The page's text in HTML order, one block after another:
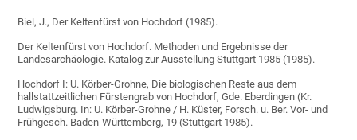
Biel, J., Der Keltenfürst von Hochdorf (1985).
Der Keltenfürst von Hochdorf. Methoden und Ergebnisse der
Landesarchäologie. Katalog zur Ausstellung Stuttgart 1985 (1985).
Hochdorf I: U. Körber-Grohne, Die biologischen Reste aus dem
hallstattzeitlichen Fürstengrab von Hochdorf, Gde. Eberdingen (Kr.
Ludwigsburg. In: U. Körber-Grohne / H. Küster, Forsch. u. Ber. Vor- und
Frühgesch. Baden-Württemberg, 19 (Stuttgart 1985).